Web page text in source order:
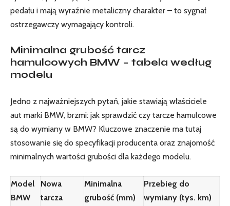
pedału i mają wyraźnie metaliczny charakter – to sygnał
ostrzegawczy wymagający kontroli.
Minimalna grubość tarcz
hamulcowych BMW – tabela według
modelu
Jedno z najważniejszych pytań, jakie stawiają właściciele
aut marki BMW, brzmi: jak sprawdzić czy tarcze hamulcowe
są do wymiany w BMW? Kluczowe znaczenie ma tutaj
stosowanie się do specyfikacji producenta oraz znajomość
minimalnych wartości grubości dla każdego modelu.
Model
BMW
Nowa
tarcza
Minimalna
grubość (mm)
Przebieg do
wymiany (tys. km)